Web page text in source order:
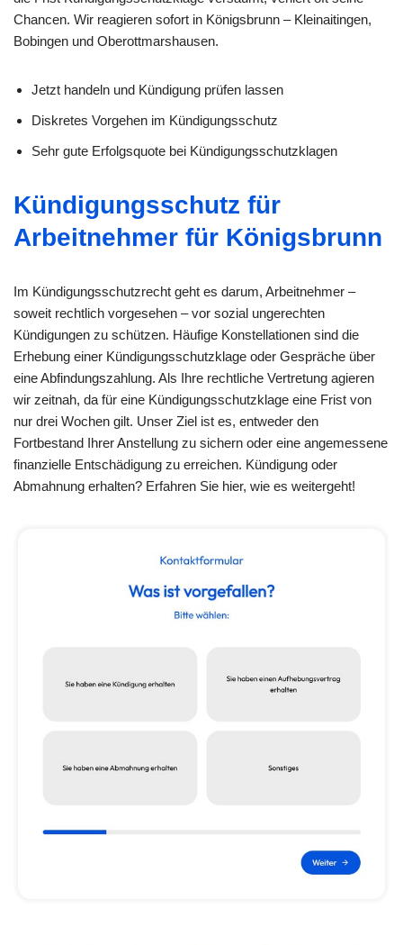
Chancen. Wir reagieren sofort in Königsbrunn – Kleinaitingen,
Bobingen und Oberottmarshausen.
Jetzt handeln und Kündigung prüfen lassen
Diskretes Vorgehen im Kündigungsschutz
Sehr gute Erfolgsquote bei Kündigungsschutzklagen
Kündigungsschutz für
Arbeitnehmer für Königsbrunn
Im Kündigungsschutzrecht geht es darum, Arbeitnehmer –
soweit rechtlich vorgesehen – vor sozial ungerechten
Kündigungen zu schützen. Häufige Konstellationen sind die
Erhebung einer Kündigungsschutzklage oder Gespräche über
eine Abfindungszahlung. Als Ihre rechtliche Vertretung agieren
wir zeitnah, da für eine Kündigungsschutzklage eine Frist von
nur drei Wochen gilt. Unser Ziel ist es, entweder den
Fortbestand Ihrer Anstellung zu sichern oder eine angemessene
finanzielle Entschädigung zu erreichen. Kündigung oder
Abmahnung erhalten? Erfahren Sie hier, wie es weitergeht!